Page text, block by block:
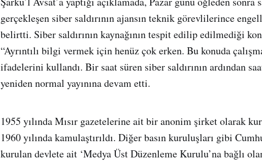
gerçekleşen siber saldırının ajansın teknik görevlilerince
belirtti. Siber saldırının kaynağının tespit edilip edilmediği
“Ayrıntılı bilgi vermek için henüz çok erken. Bu konuda
ifadelerini kullandı. Bir saat süren siber saldırının ardından
yeniden normal yayınına devam etti.
1955 yılında Mısır gazetelerine ait bir anonim şirket olarak
1960 yılında kamulaştırıldı. Diğer basın kuruluşları gibi
kurulan devlete ait ‘Medya Üst Düzenleme Kurulu’na bağlı